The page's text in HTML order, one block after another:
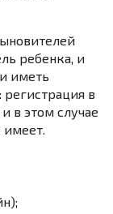
ребенка, и
иметь
в
в этом случае
имеет.